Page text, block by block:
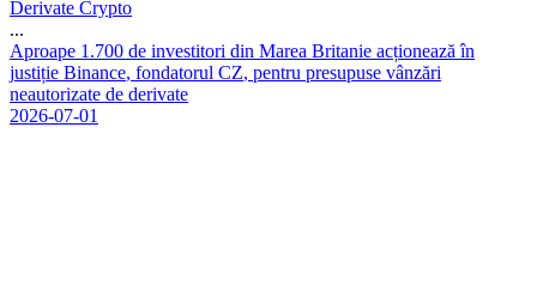
Derivate Crypto
...
Aproape 1 .700 de investitori din Marea Britanie acționează în
justiție Binance, fondatorul CZ, pentru presupuse vânzări
neautorizate de derivate
2026-07-01